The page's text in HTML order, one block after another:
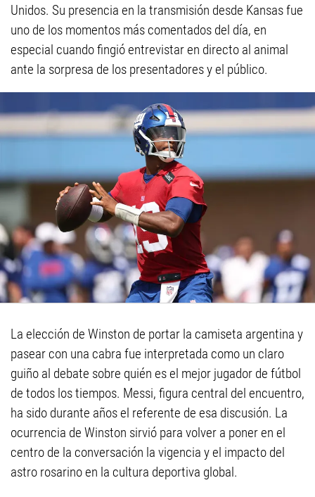
Unidos. Su presencia en la transmisión desde Kansas fue
uno de los momentos más comentados del día, en
especial cuando fingió entrevistar en directo al animal
ante la sorpresa de los presentadores y el público.
La elección de Winston de portar la camiseta argentina y
pasear con una cabra fue interpretada como un claro
guiño al debate sobre quién es el mejor jugador de fútbol
de todos los tiempos. Messi, figura central del encuentro,
ha sido durante años el referente de esa discusión. La
ocurrencia de Winston sirvió para volver a poner en el
centro de la conversación la vigencia y el impacto del
astro rosarino en la cultura deportiva global.